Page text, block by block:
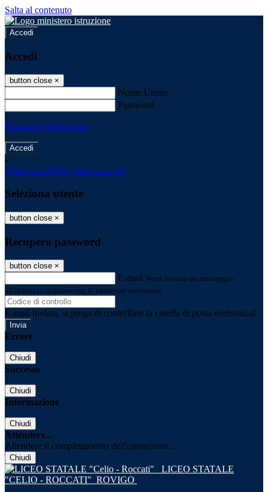
Salta al contenuto
Accedi
Accedi
button close ×
Nome Utente
Password
Password dimenticata?
-
Entra con SPID Entra con CIE
Seleziona utente
button close ×
Recupero password
button close ×
E-mail Verrà inviato un messaggio
all'indirizzo indicato con le istruzioni necessarie.
E-mail inviata, si prega di controllare la casella di posta elettronica!
Errore
Chiudi
Successo
Chiudi
Informazione
Chiudi
Attendere...
Attendere il completamento dell'operazione...
Chiudi
LICEO STATALE
"CELIO - ROCCATI" ROVIGO